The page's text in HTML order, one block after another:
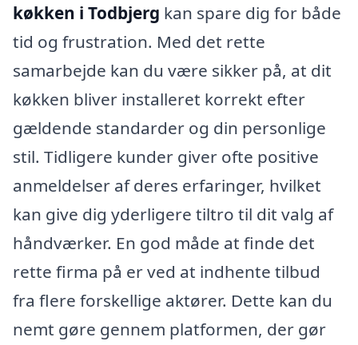
køkken i Todbjerg kan spare dig for både
tid og frustration. Med det rette
samarbejde kan du være sikker på, at dit
køkken bliver installeret korrekt efter
gældende standarder og din personlige
stil. Tidligere kunder giver ofte positive
anmeldelser af deres erfaringer, hvilket
kan give dig yderligere tiltro til dit valg af
håndværker. En god måde at finde det
rette firma på er ved at indhente tilbud
fra flere forskellige aktører. Dette kan du
nemt gøre gennem platformen, der gør